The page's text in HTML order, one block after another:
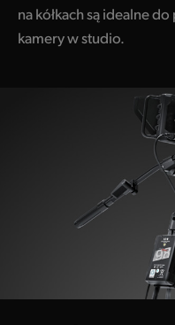
na kółkach są idealne
kamery w studio.